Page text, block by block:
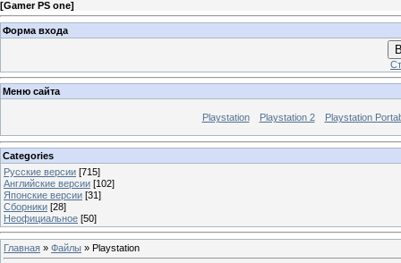
[Gamer PS one]
Форма входа
Меню сайта
Playstation Playstation 2 Playstation
Categories
Русские версии [715]
Английские версии [102]
Японские версии [31]
Сборники [28]
Неофициальное [50]
Главная » Файлы » Playstation